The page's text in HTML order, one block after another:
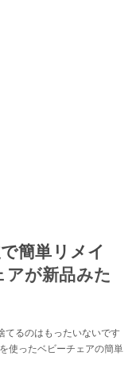
簡単リメイ
が新品みた
てるのはもったいないです
使ったベビーチェアの簡単